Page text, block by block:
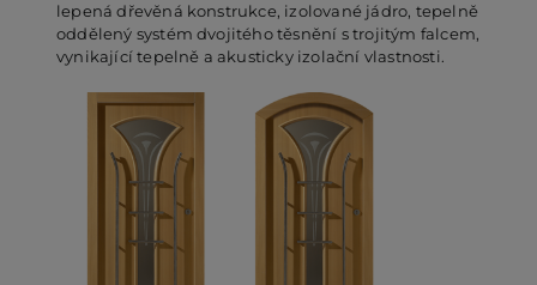
lepená dřevěná konstrukce, izolované jádro, tepelně
oddělený systém dvojitého těsnění s trojitým falcem,
vynikající tepelně a akusticky izolační vlastnosti.